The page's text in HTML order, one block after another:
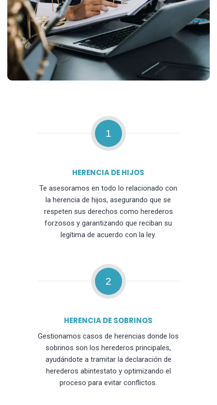
1
HERENCIA DE HIJOS
Te asesoramos en todo lo relacionado con
la herencia de hijos, asegurando que se
respeten sus derechos como herederos
forzosos y garantizando que reciban su
legítima de acuerdo con la ley.
2
HERENCIA DE SOBRINOS
Gestionamos casos de herencias donde los
sobrinos son los herederos principales,
ayudándote a tramitar la declaración de
herederos abintestato y optimizando el
proceso para evitar conflictos.